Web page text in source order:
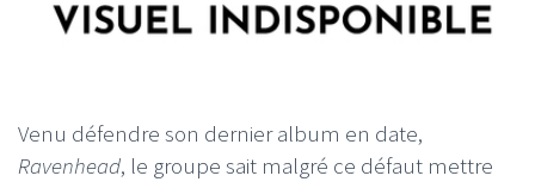
Venu défendre son dernier album en date,
Ravenhead, le groupe sait malgré ce défaut mettre